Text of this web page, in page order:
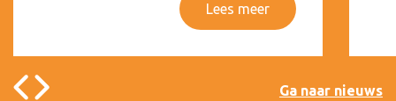
Lees meer
Ga naar nieuws